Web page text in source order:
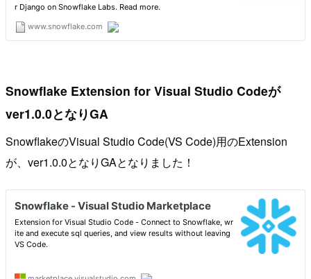
Snowflake Extension for Visual Studio Codeが
ver1.0.0となりGA
SnowflakeのVisual Studio Code(VS Code)用のExtension
が、ver1.0.0となりGAとなりました！